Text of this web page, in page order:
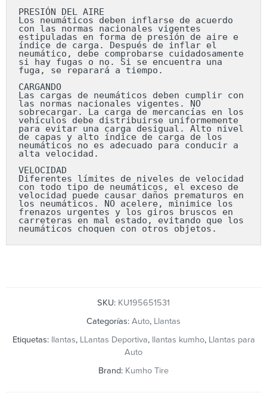
PRESIÓN DEL AIRE
Los neumáticos deben inflarse de acuerdo
con las normas nacionales vigentes
estipuladas en forma de presión de aire e
índice de carga. Después de inflar el
neumático, debe comprobarse cuidadosamente
si hay fugas o no. Si se encuentra una
fuga, se reparará a tiempo.
CARGANDO
Las cargas de neumáticos deben cumplir con
las normas nacionales vigentes. NO
sobrecargar. La carga de mercancías en los
vehículos debe distribuirse uniformemente
para evitar una carga desigual. Alto nivel
de capas y alto índice de carga de los
neumáticos no es adecuado para conducir a
alta velocidad.
VELOCIDAD
Diferentes límites de niveles de velocidad
con todo tipo de neumáticos, el exceso de
velocidad puede causar daños prematuros en
los neumáticos. NO acelere, minimice los
frenazos urgentes y los giros bruscos en
carreteras en mal estado, evitando que los
neumáticos choquen con otros objetos.
SKU: KU195651531
Categorías: Auto, Llantas
Etiquetas: llantas, LLantas Deportiva, llantas kumho, Llantas para
Auto
Brand: Kumho Tire